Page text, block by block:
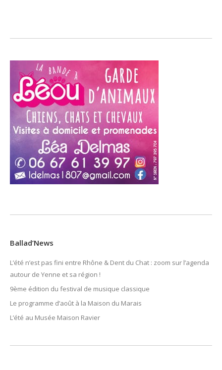
Ballad’News
L’été n’est pas fini entre Rhône & Dent du Chat : zoom sur l’agenda
autour de Yenne et sa région !
9ème édition du festival de musique classique
Le programme d’août à la Maison du Marais
L’été au Musée Maison Ravier